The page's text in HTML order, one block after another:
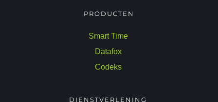
PRODUCTEN
Smart Time
Datafox
Codeks
DIENSTVERLENING